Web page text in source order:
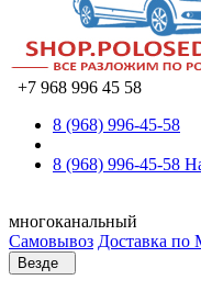
+7 968 996 45 58
8 (968) 996-45-58
8 (968) 996-45-58
многоканальный
Самовывоз Доставка по
Везде